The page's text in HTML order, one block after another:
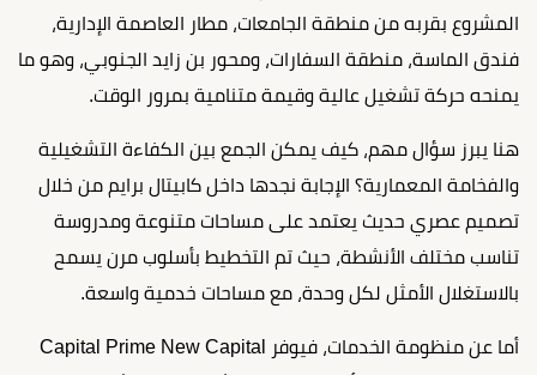
المشروع بقربه من منطقة الجامعات، مطار العاصمة الإدارية،
فندق الماسة، منطقة السفارات، ومحور بن زايد الجنوبي، وهو ما
يمنحه حركة تشغيل عالية وقيمة متنامية بمرور الوقت.
هنا يبرز سؤال مهم، كيف يمكن الجمع بين الكفاءة التشغيلية
والفخامة المعمارية؟ الإجابة نجدها داخل كابيتال برايم من خلال
تصميم عصري حديث يعتمد على مساحات متنوعة ومدروسة
تناسب مختلف الأنشطة، حيث تم التخطيط بأسلوب مرن يسمح
بالاستغلال الأمثل لكل وحدة، مع مساحات خدمية واسعة.
أما عن منظومة الخدمات، فيوفر Capital Prime New Capital